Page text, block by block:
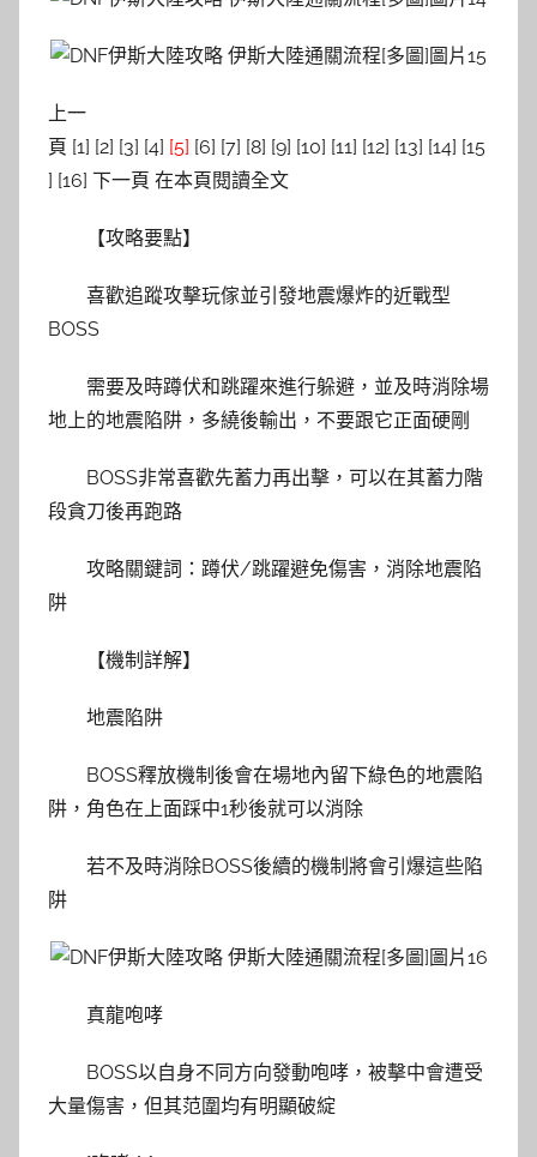
上一
頁 [1] [2] [3] [4] [5] [6] [7] [8] [9] [10] [11] [12] [13] [14] [15
] [16] 下一頁 在本頁閱讀全文
【攻略要點】
喜歡追蹤攻擊玩傢並引發地震爆炸的近戰型
BOSS
需要及時蹲伏和跳躍來進行躲避，並及時消除場
地上的地震陷阱，多繞後輸出，不要跟它正面硬剛
BOSS非常喜歡先蓄力再出擊，可以在其蓄力階
段貪刀後再跑路
攻略關鍵詞：蹲伏/跳躍避免傷害，消除地震陷
阱
【機制詳解】
地震陷阱
BOSS釋放機制後會在場地內留下綠色的地震陷
阱，角色在上面踩中1秒後就可以消除
若不及時消除BOSS後續的機制將會引爆這些陷
阱
真龍咆哮
BOSS以自身不同方向發動咆哮，被擊中會遭受
大量傷害，但其范圍均有明顯破綻